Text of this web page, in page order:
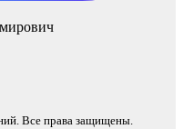
Все права защищены.